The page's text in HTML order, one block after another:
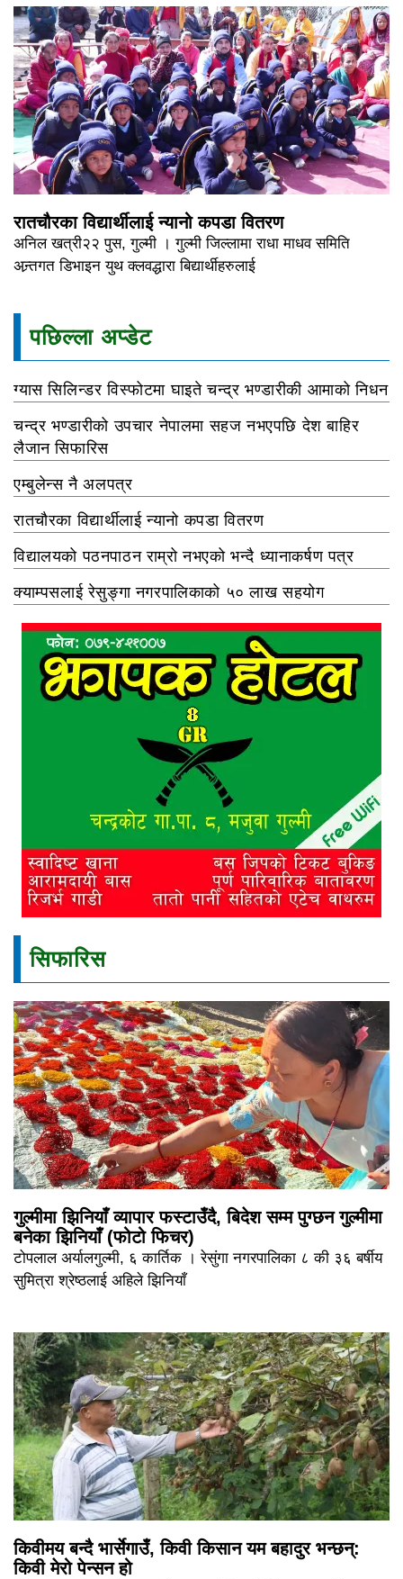
रातचौरका विद्यार्थीलाई न्यानो कपडा वितरण
अनिल खत्री२२ पुस, गुल्मी । गुल्मी जिल्लामा राधा माधव समिति
अन्र्तगत डिभाइन युथ क्लवद्धारा बिद्यार्थीहरुलाई
पछिल्ला अप्डेट
ग्यास सिलिन्डर विस्फोटमा घाइते चन्द्र भण्डारीकी आमाको निधन
चन्द्र भण्डारीको उपचार नेपालमा सहज नभएपछि देश बाहिर
लैजान सिफारिस
एम्बुलेन्स नै अलपत्र
रातचौरका विद्यार्थीलाई न्यानो कपडा वितरण
विद्यालयको पठनपाठन राम्रो नभएको भन्दै ध्यानाकर्षण पत्र
क्याम्पसलाई रेसुङ्गा नगरपालिकाको ५० लाख सहयोग
सिफारिस
गुल्मीमा झिनियाँ व्यापार फस्टाउँदै, बिदेश सम्म पुग्छन गुल्मीमा
बनेका झिनियाँ (फोटो फिचर)
टोपलाल अर्यालगुल्मी, ६ कार्तिक । रेसुंगा नगरपालिका ८ की ३६ बर्षीय
सुमित्रा श्रेष्ठलाई अहिले झिनियाँ
किवीमय बन्दै भार्सेगाउँ, किवी किसान यम बहादुर भन्छन्:
किवी मेरो पेन्सन हो